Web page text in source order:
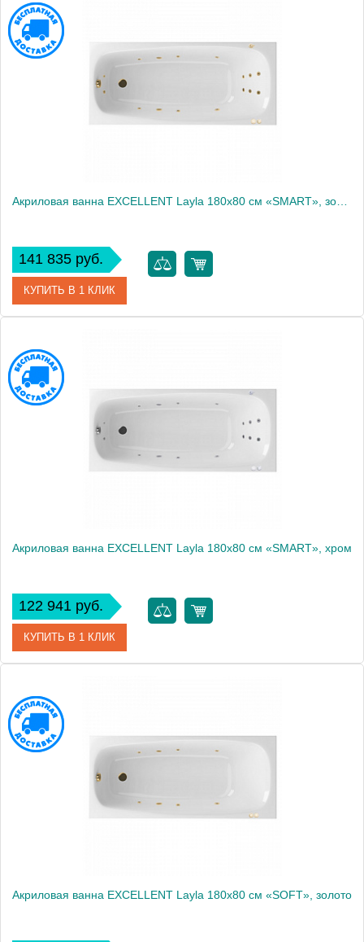
Артикул
Производитель
141 835 руб.
КУПИТЬ В 1 КЛИК
Артикул
Производитель
Акриловая ванна EXCELLENT Layla 180x80 см «SMART», хром
122 941 руб.
КУПИТЬ В 1 КЛИК
Артикул
Производитель
Акриловая ванна EXCELLENT Layla 180x80 см «SOFT», золото